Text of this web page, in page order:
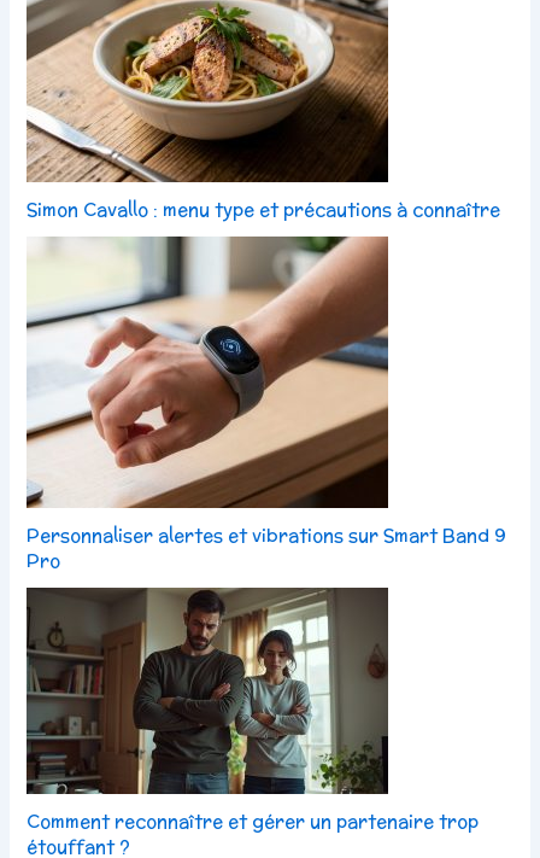
Simon Cavallo : menu type et précautions à connaître
Personnaliser alertes et vibrations sur Smart Band 9
Pro
Comment reconnaître et gérer un partenaire trop
étouffant ?